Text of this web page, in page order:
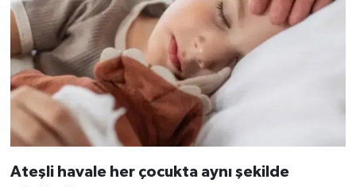
Ateşli havale her çocukta aynı şekilde